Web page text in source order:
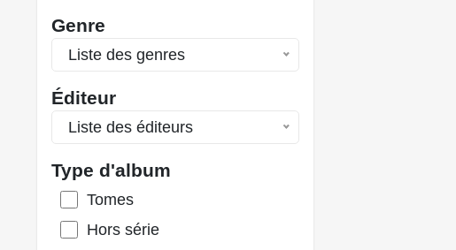
Genre
Liste des genres
Éditeur
Liste des éditeurs
Type d'album
Tomes
Hors série